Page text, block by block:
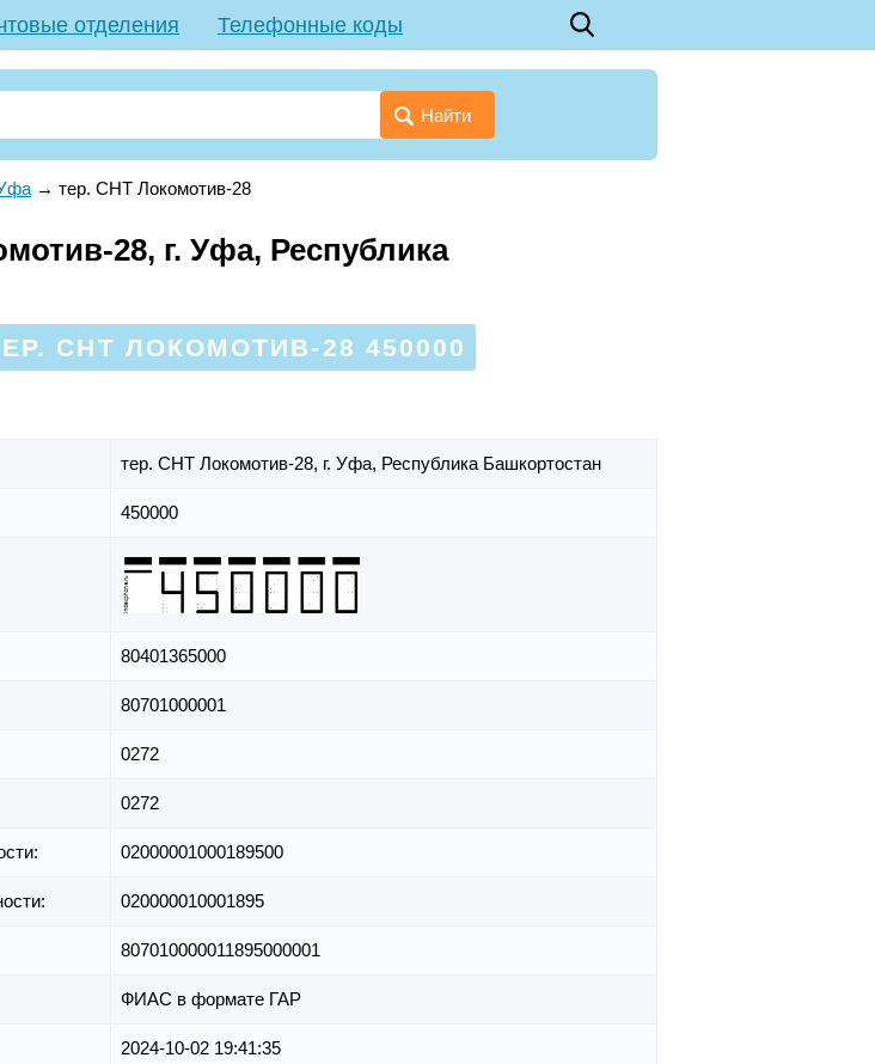
отделения Телефонные коды
Найти
→ тер. СНТ Локомотив-28
28, г. Уфа, Республика
СНТ ЛОКОМОТИВ-28 450000
тер. СНТ Локомотив-28, г. Уфа, Республика Башкортостан
450000
80401365000
80701000001
0272
0272
02000001000189500
020000010001895
807010000011895000001
ФИАС в формате ГАР
2024-10-02 19:41:35